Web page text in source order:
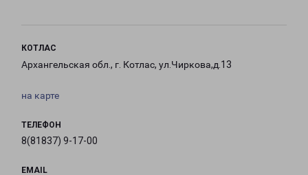
КОТЛАС
Архангельская обл., г. Котлас, ул.Чиркова,д.13
на карте
ТЕЛЕФОН
8(81837) 9-17-00
EMAIL